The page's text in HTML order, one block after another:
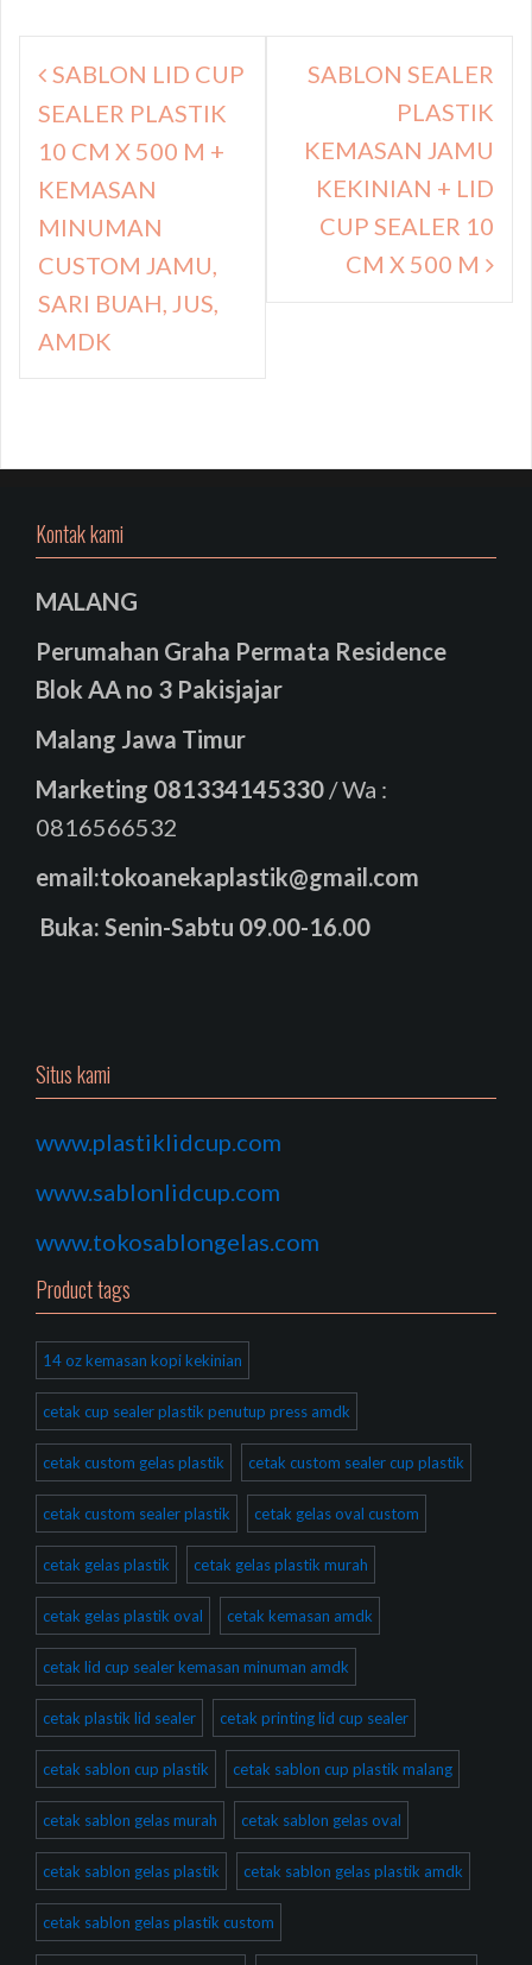
Navigasi
posSABLON LID CUP
SEALER PLASTIK
10 CM X 500 M +
KEMASAN
MINUMAN
CUSTOM JAMU,
SARI BUAH, JUS,
AMDK
SABLON SEALER
PLASTIK
KEMASAN JAMU
KEKINIAN + LID
CUP SEALER 10
CM X 500 M
Kontak kami
MALANG
Perumahan Graha Permata Residence
Blok AA no 3 Pakisjajar
Malang Jawa Timur
Marketing 081334145330 / Wa :
0816566532
email:tokoanekaplastik@gmail.com
Buka: Senin-Sabtu 09.00-16.00
Situs kami
www.plastiklidcup.com
www.sablonlidcup.com
www.tokosablongelas.com
Product tags
14 oz kemasan kopi kekinian
cetak cup sealer plastik penutup press amdk
cetak custom gelas plastik cetak custom sealer cup plastik
cetak custom sealer plastik cetak gelas oval custom
cetak gelas plastik cetak gelas plastik murah
cetak gelas plastik oval cetak kemasan amdk
cetak lid cup sealer kemasan minuman amdk
cetak plastik lid sealer cetak printing lid cup sealer
cetak sablon cup plastik cetak sablon cup plastik malang
cetak sablon gelas murah cetak sablon gelas oval
cetak sablon gelas plastik cetak sablon gelas plastik amdk
cetak sablon gelas plastik custom